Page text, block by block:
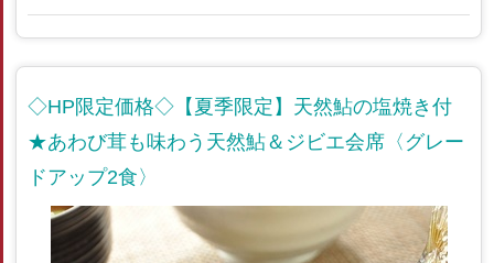
◇HP限定価格◇【夏季限定】天然鮎の塩焼き付
★あわび茸も味わう天然鮎＆ジビエ会席〈グレー
ドアップ2食〉